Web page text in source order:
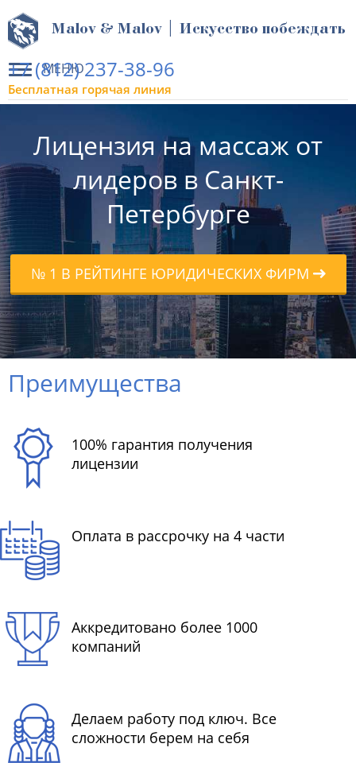
МЕНЮ
Malov & Malov | Искусство побеждать
+7 (812) 237-38-96
Бесплатная горячая линия
Лицензия на массаж от
лидеров в Санкт-
Петербурге
№ 1 В РЕЙТИНГЕ ЮРИДИЧЕСКИХ ФИРМ
Преимущества
100% гарантия получения
лицензии
Оплата в рассрочку на 4 части
Аккредитовано более 1000
компаний
Делаем работу под ключ. Все
сложности берем на себя